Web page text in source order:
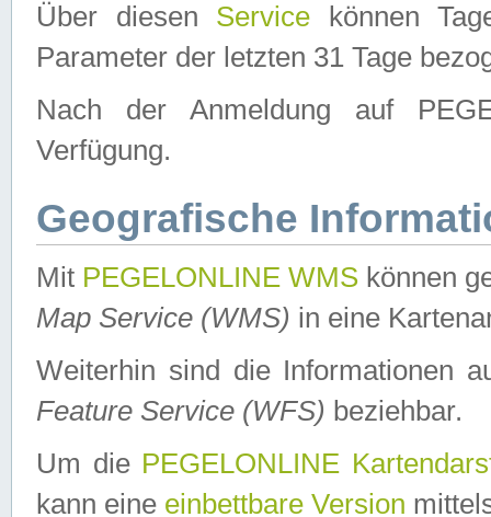
Über diesen Service können
Parameter der letzten 31 Tage
Nach der Anmeldung auf
Verfügung.
Geografische
Mit PEGELONLINE WMS können
Map Service (WMS) in eine
Weiterhin sind die Informationen
Feature Service (WFS) beziehbar.
Um die PEGELONLINE
kann eine einbettbare Version